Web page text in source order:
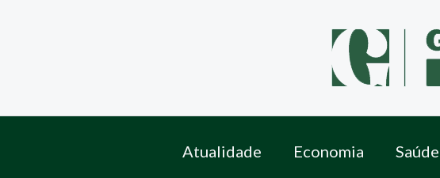
Atualidade Economia Saúde